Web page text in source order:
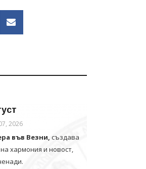
2026
във Везни, създава
хармония и новост,